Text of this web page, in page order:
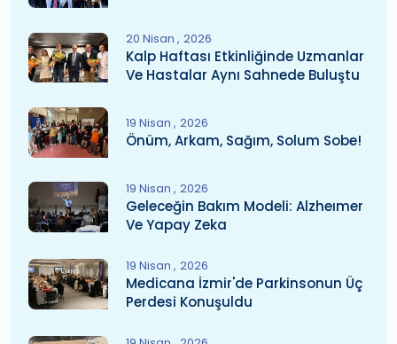
20 Nisan 2026
Kalp Haftası Etkinliğinde Uzmanlar
Ve Hastalar Aynı Sahnede Buluştu
19 Nisan 2026
Önüm, Arkam, Sağım, Solum Sobe!
19 Nisan 2026
Geleceğin Bakım Modeli: Alzheımer
Ve Yapay Zeka
19 Nisan 2026
Medicana İzmir'de Parkinsonun Üç
Perdesi Konuşuldu